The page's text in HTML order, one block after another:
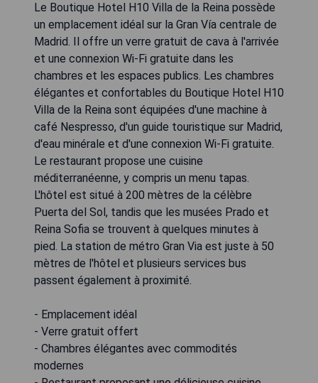
Le Boutique Hotel H10 Villa de la Reina possède
un emplacement idéal sur la Gran Vía centrale de
Madrid. Il offre un verre gratuit de cava à l'arrivée
et une connexion Wi-Fi gratuite dans les
chambres et les espaces publics. Les chambres
élégantes et confortables du Boutique Hotel H10
Villa de la Reina sont équipées d'une machine à
café Nespresso, d'un guide touristique sur Madrid,
d'eau minérale et d'une connexion Wi-Fi gratuite.
Le restaurant propose une cuisine
méditerranéenne, y compris un menu tapas.
L'hôtel est situé à 200 mètres de la célèbre
Puerta del Sol, tandis que les musées Prado et
Reina Sofia se trouvent à quelques minutes à
pied. La station de métro Gran Via est juste à 50
mètres de l'hôtel et plusieurs services bus
passent également à proximité.
- Emplacement idéal
- Verre gratuit offert
- Chambres élégantes avec commodités
modernes